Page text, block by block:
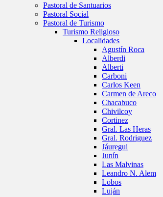
Pastoral de Santuarios
Pastoral Social
Pastoral de Turismo
Turismo Religioso
Localidades
Agustín Roca
Alberdi
Alberti
Carboni
Carlos Keen
Carmen de Areco
Chacabuco
Chivilcoy
Cortinez
Gral. Las Heras
Gral. Rodriguez
Jáuregui
Junín
Las Malvinas
Leandro N. Alem
Lobos
Luján